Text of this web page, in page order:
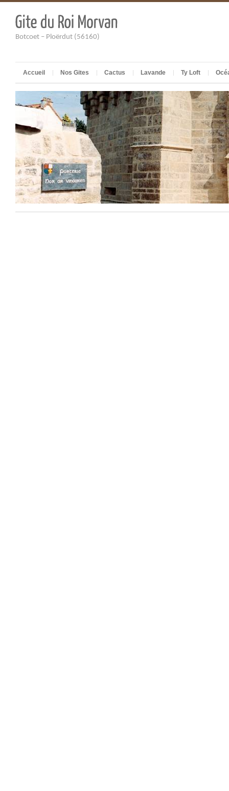
Botcoet – Ploërdut (56160)
Accueil Nos Gites Cactus Lavande Ty Loft